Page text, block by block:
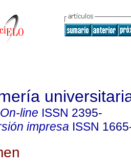
line ISSN 2395-
impresa ISSN